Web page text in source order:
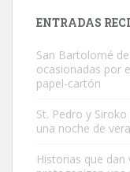
Este gato macho ha
ENTRADAS
San Bartolomé
ocasionadas por
papel-cartón
St. Pedro y
una noche de
Historias que dan